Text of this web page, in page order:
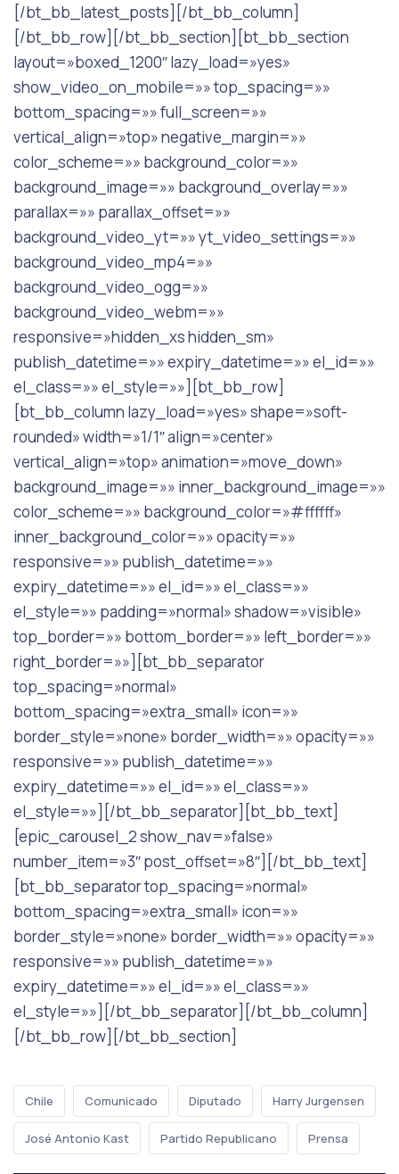
[/bt_bb_latest_posts][/bt_bb_column]
[/bt_bb_row][/bt_bb_section][bt_bb_section
layout=»boxed_1200″ lazy_load=»yes»
show_video_on_mobile=»» top_spacing=»»
bottom_spacing=»» full_screen=»»
vertical_align=»top» negative_margin=»»
color_scheme=»» background_color=»»
background_image=»» background_overlay=»»
parallax=»» parallax_offset=»»
background_video_yt=»» yt_video_settings=»»
background_video_mp4=»»
background_video_ogg=»»
background_video_webm=»»
responsive=»hidden_xs hidden_sm»
publish_datetime=»» expiry_datetime=»» el_id=»»
el_class=»» el_style=»»][bt_bb_row]
[bt_bb_column lazy_load=»yes» shape=»soft-
rounded» width=»1/1″ align=»center»
vertical_align=»top» animation=»move_down»
background_image=»» inner_background_image=»»
color_scheme=»» background_color=»#ffffff»
inner_background_color=»» opacity=»»
responsive=»» publish_datetime=»»
expiry_datetime=»» el_id=»» el_class=»»
el_style=»» padding=»normal» shadow=»visible»
top_border=»» bottom_border=»» left_border=»»
right_border=»»][bt_bb_separator
top_spacing=»normal»
bottom_spacing=»extra_small» icon=»»
border_style=»none» border_width=»» opacity=»»
responsive=»» publish_datetime=»»
expiry_datetime=»» el_id=»» el_class=»»
el_style=»»][/bt_bb_separator][bt_bb_text]
[epic_carousel_2 show_nav=»false»
number_item=»3″ post_offset=»8″][/bt_bb_text]
[bt_bb_separator top_spacing=»normal»
bottom_spacing=»extra_small» icon=»»
border_style=»none» border_width=»» opacity=»»
responsive=»» publish_datetime=»»
expiry_datetime=»» el_id=»» el_class=»»
el_style=»»][/bt_bb_separator][/bt_bb_column]
[/bt_bb_row][/bt_bb_section]
Chile Comunicado Diputado Harry Jurgensen
José Antonio Kast Partido Republicano Prensa